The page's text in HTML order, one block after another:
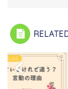
とじぶん